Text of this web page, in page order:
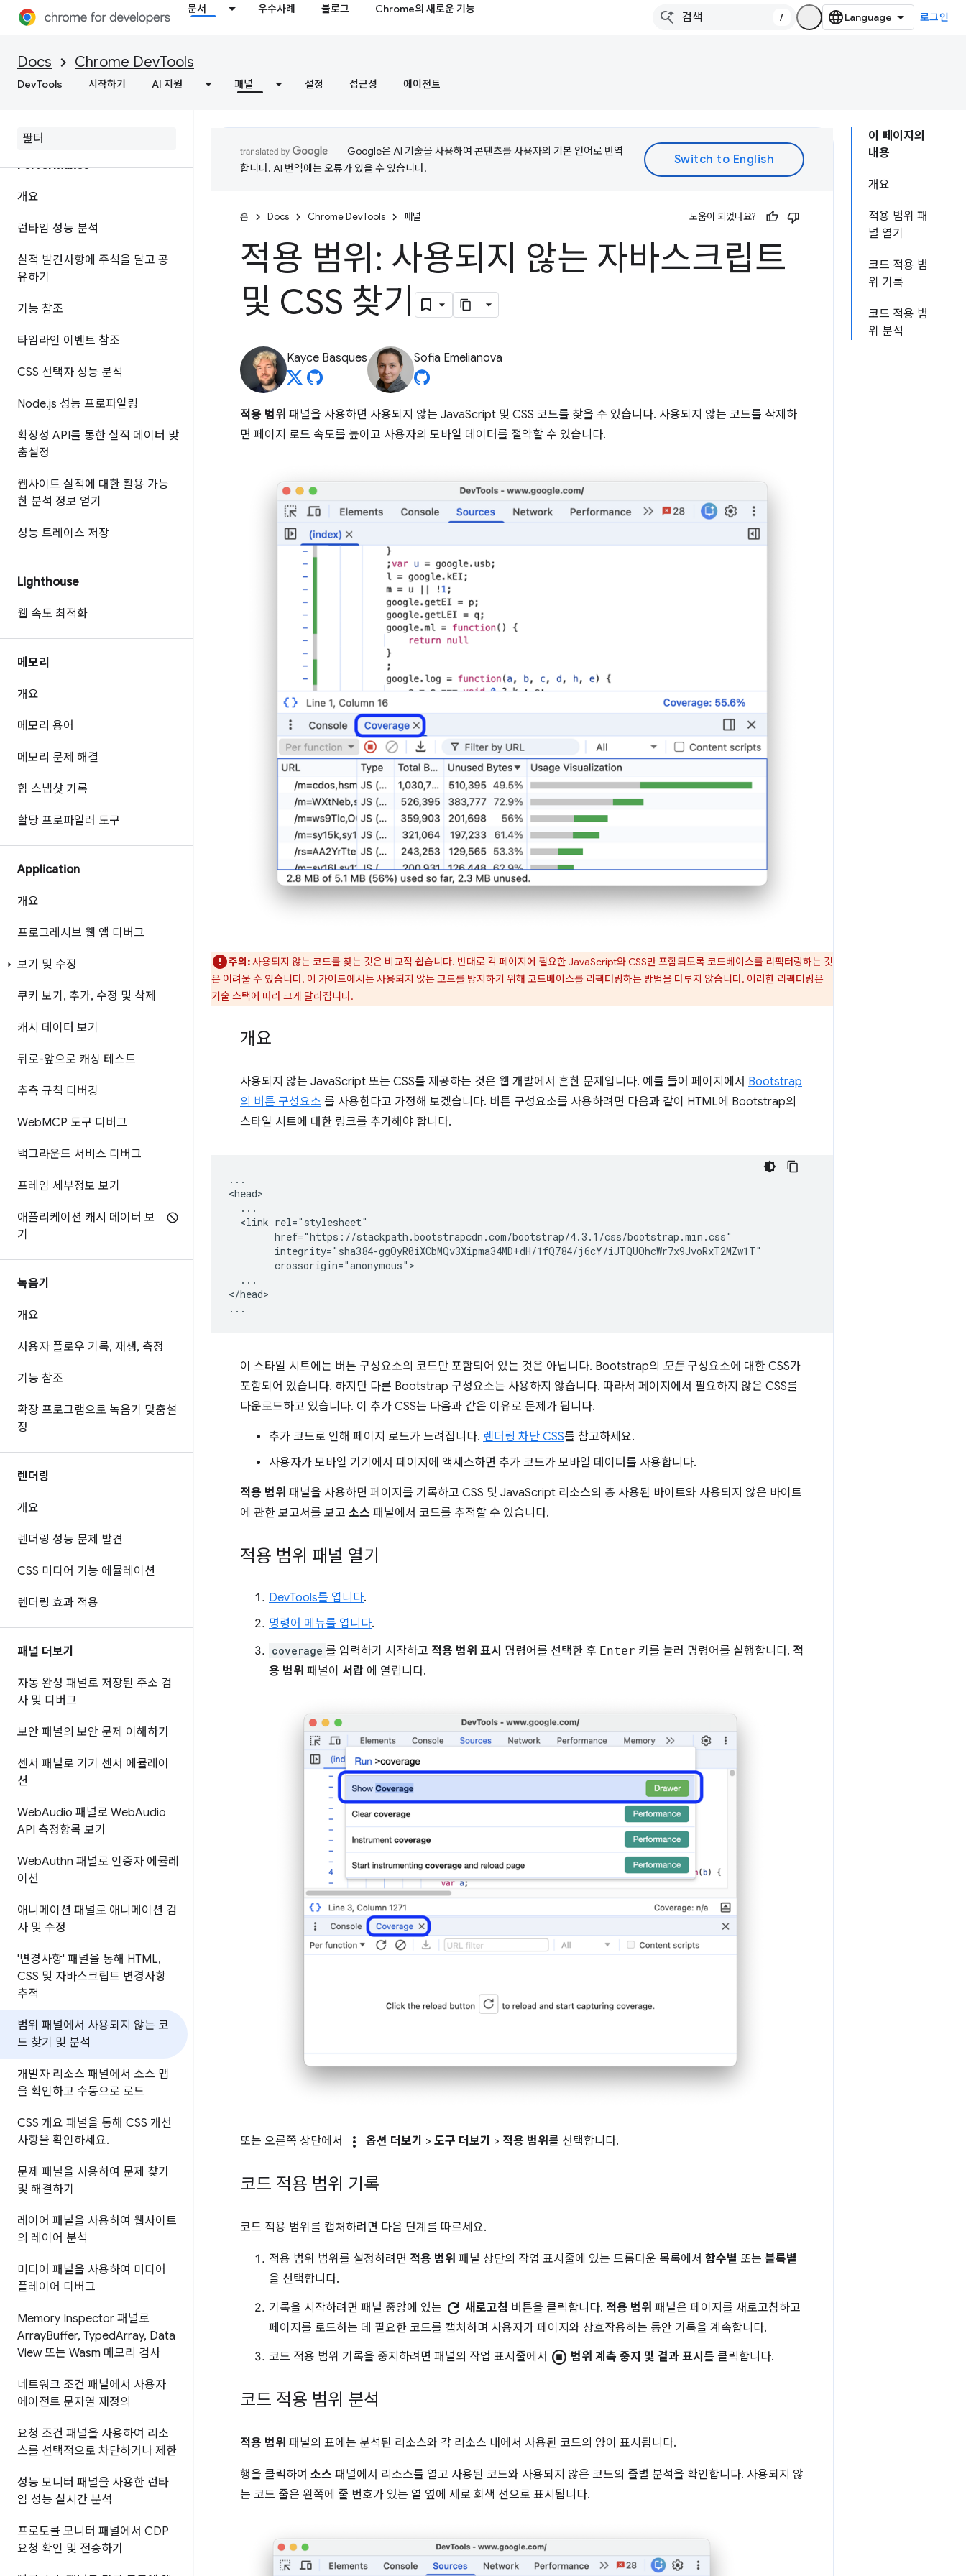
문서 우수사례 블로그 Chrome의 새로운 기능
/ 로그인
Docs Chrome DevTools
DevTools 시작하기 AI 지원 패널 설정 접근성 에이전트
개요
네트워크 활동 검사
기능 참조
Performance
개요
런타임 성능 분석
실적 발견사항에 주석을 달고 공
유하기
기능 참조
타임라인 이벤트 참조
CSS 선택자 성능 분석
Node.js 성능 프로파일링
확장성 API를 통한 실적 데이터 맞
춤설정
웹사이트 실적에 대한 활용 가능
한 분석 정보 얻기
성능 트레이스 저장
Lighthouse
웹 속도 최적화
메모리
개요
메모리 용어
메모리 문제 해결
힙 스냅샷 기록
할당 프로파일러 도구
Application
개요
프로그레시브 웹 앱 디버그
보기 및 수정
쿠키 보기 , 추가, 수정 및 삭제
캐시 데이터 보기
뒤로-앞으로 캐싱 테스트
추측 규칙 디버깅
WebMCP 도구 디버그
백그라운드 서비스 디버그
프레임 세부정보 보기
애플리케이션 캐시 데이터 보
기
녹음기
개요
사용자 플로우 기록, 재생, 측정
기능 참조
확장 프로그램으로 녹음기 맞춤설
정
렌더링
개요
렌더링 성능 문제 발견
CSS 미디어 기능 에뮬레이션
렌더링 효과 적용
패널 더보기
자동 완성 패널로 저장된 주소 검
사 및 디버그
보안 패널의 보안 문제 이해하기
센서 패널로 기기 센서 에뮬레이
션
WebAudio 패널로 WebAudio
API 측정항목 보기
WebAuthn 패널로 인증자 에뮬레
이션
애니메이션 패널로 애니메이션 검
사 및 수정
'변경사항' 패널을 통해 HTML,
CSS 및 자바스크립트 변경사항
추적
범위 패널에서 사용되지 않는 코
드 찾기 및 분석
개발자 리소스 패널에서 소스 맵
을 확인하고 수동으로 로드
CSS 개요 패널을 통해 CSS 개선
사항을 확인하세요.
문제 패널을 사용하여 문제 찾기
및 해결하기
레이어 패널을 사용하여 웹사이트
의 레이어 분석
미디어 패널을 사용하여 미디어
플레이어 디버그
Memory Inspector 패널로
ArrayBuffer, TypedArray, Data
View 또는 Wasm 메모리 검사
네트워크 조건 패널에서 사용자
에이전트 문자열 재정의
요청 조건 패널을 사용하여 리소
스를 선택적으로 차단하거나 제한
성능 모니터 패널을 사용한 런타
임 성능 실시간 분석
프로토콜 모니터 패널에서 CDP
요청 확인 및 전송하기
이 페이지의
내용
개요
적용 범위 패
널 열기
코드 적용 범
위 기록
코드 적용 범
위 분석
Google은 AI 기술을 사용하여 콘텐츠를 사용자의 기본 언어로 번역
합니다. AI 번역에는 오류가 있을 수 있습니다.
홈 Docs Chrome DevTools 패널 도움이 되었나요?
적용 범위: 사용되지 않는 자바스크립트
및 CSS 찾기
Kayce Basques Sofia Emelianova
적용 범위 패널을 사용하면 사용되지 않는 JavaScript 및 CSS 코드를 찾을 수 있습니다. 사용되지 않는 코드를 삭제하
면 페이지 로드 속도를 높이고 사용자의 모바일 데이터를 절약할 수 있습니다.
주의:사용되지 않는 코드를 찾는 것은 비교적 쉽습니다. 반대로 각 페이지에 필요한 JavaScript와 CSS만 포함되도록 코드베이스를 리팩터링하는 것
은 어려울 수 있습니다. 이 가이드에서는 사용되지 않는 코드를 방지하기 위해 코드베이스를 리팩터링하는 방법을 다루지 않습니다. 이러한 리팩터링은
기술 스택에 따라 크게 달라집니다.
개요
사용되지 않는 JavaScript 또는 CSS를 제공하는 것은 웹 개발에서 흔한 문제입니다. 예를 들어 페이지에서 Bootstrap
의 버튼 구성요소 를 사용한다고 가정해 보겠습니다. 버튼 구성요소를 사용하려면 다음과 같이 HTML에 Bootstrap의
스타일 시트에 대한 링크를 추가해야 합니다.
...
<head>
  ...
  <link rel="stylesheet"
        href="https://stackpath.bootstrapcdn.com/bootstrap/4.3.1/css/bootstrap.min.css"
        integrity="sha384-ggOyR0iXCbMQv3Xipma34MD+dH/1fQ784/j6cY/iJTQUOhcWr7x9JvoRxT2MZw1T"
        crossorigin="anonymous">
  ...
</head>
이 스타일 시트에는 버튼 구성요소의 코드만 포함되어 있는 것은 아닙니다. Bootstrap의 모든구성요소에 대한 CSS가
포함되어 있습니다. 하지만 다른 Bootstrap 구성요소는 사용하지 않습니다. 따라서 페이지에서 필요하지 않은 CSS를
다운로드하고 있습니다. 이 추가 CSS는 다음과 같은 이유로 문제가 됩니다.
추가 코드로 인해 페이지 로드가 느려집니다. 렌더링 차단 CSS를 참고하세요.
사용자가 모바일 기기에서 페이지에 액세스하면 추가 코드가 모바일 데이터를 사용합니다.
적용 범위 패널을 사용하면 페이지를 기록하고 CSS 및 JavaScript 리소스의 총 사용된 바이트와 사용되지 않은 바이트
에 관한 보고서를 보고 소스 패널에서 코드를 추적할 수 있습니다.
적용 범위 패널 열기
DevTools를 엽니다.
명령어 메뉴를 엽니다.
coverage 를 입력하기 시작하고 적용 범위 표시 명령어를 선택한 후 Enter 키를 눌러 명령어를 실행합니다. 적
용 범위 패널이 서랍 에 열립니다.
또는 오른쪽 상단에서 more_vert 옵션 더보기 > 도구 더보기 > 적용 범위 를 선택합니다.
코드 적용 범위 기록
코드 적용 범위를 캡처하려면 다음 단계를 따르세요.
적용 범위 범위를 설정하려면 적용 범위 패널 상단의 작업 표시줄에 있는 드롭다운 목록에서 함수별 또는 블록별
을 선택합니다.
기록을 시작하려면 패널 중앙에 있는 refresh 새로고침 버튼을 클릭합니다. 적용 범위 패널은 페이지를 새로고침하고
페이지를 로드하는 데 필요한 코드를 캡처하며 사용자가 페이지와 상호작용하는 동안 기록을 계속합니다.
코드 적용 범위 기록을 중지하려면 패널의 작업 표시줄에서 stop_circle 범위 계측 중지 및 결과 표시 를 클릭합니다.
코드 적용 범위 분석
적용 범위 패널의 표에는 분석된 리소스와 각 리소스 내에서 사용된 코드의 양이 표시됩니다.
행을 클릭하여 소스 패널에서 리소스를 열고 사용된 코드와 사용되지 않은 코드의 줄별 분석을 확인합니다. 사용되지 않
는 코드 줄은 왼쪽에 줄 번호가 있는 열 옆에 세로 회색 선으로 표시됩니다.